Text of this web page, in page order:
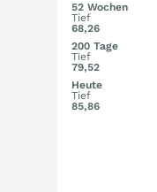
52 Wochen
Tief
68,26
200 Tage
Tief
79,52
Heute
Tief
85,86